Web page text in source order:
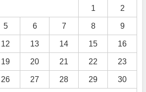
1 2
5 6 7 8 9
12 13 14 15 16
19 20 21 22 23
26 27 28 29 30